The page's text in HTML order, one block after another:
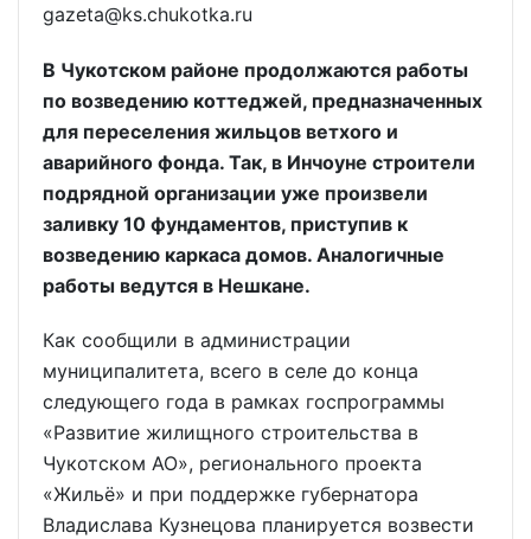
gazeta@ks.chukotka.ru
В Чукотском районе продолжаются работы
по возведению коттеджей, предназначенных
для переселения жильцов ветхого и
аварийного фонда. Так, в Инчоуне строители
подрядной организации уже произвели
заливку 10 фундаментов, приступив к
возведению каркаса домов. Аналогичные
работы ведутся в Нешкане.
Как сообщили в администрации
муниципалитета, всего в селе до конца
следующего года в рамках госпрограммы
«Развитие жилищного строительства в
Чукотском АО», регионального проекта
«Жильё» и при поддержке губернатора
Владислава Кузнецова планируется возвести